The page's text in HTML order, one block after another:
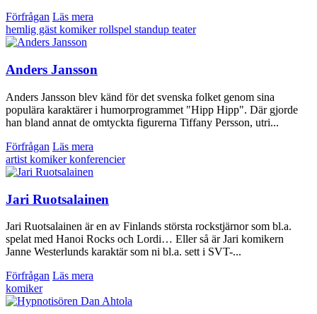
Förfrågan Läs mera
hemlig gästkomikerrollspel standup teater
Anders Jansson
Anders Jansson blev känd för det svenska folket genom sina
populära karaktärer i humorprogrammet "Hipp Hipp". Där gjorde
han bland annat de omtyckta figurerna Tiffany Persson, utri...
Förfrågan Läs mera
artist komikerkonferencier
Jari Ruotsalainen
Jari Ruotsalainen är en av Finlands största rockstjärnor som bl.a.
spelat med Hanoi Rocks och Lordi… Eller så är Jari komikern
Janne Westerlunds karaktär som ni bl.a. sett i SVT-...
Förfrågan Läs mera
komiker